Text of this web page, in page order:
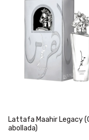
Lattafa Maahir Legacy
abollada)